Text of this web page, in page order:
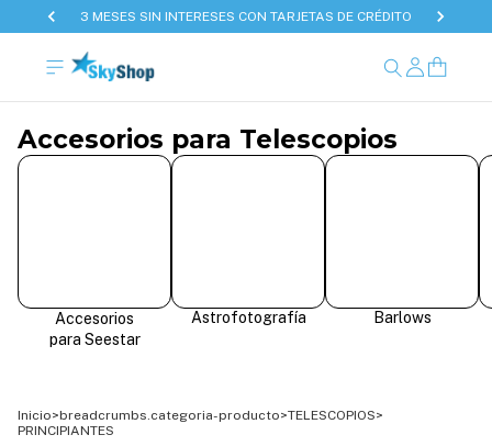
3 MESES SIN INTERESES CON TARJETAS DE CRÉDITO
Accesorios para Telescopios
Accesorios
para Seestar
Astrofotografía Barlows
Inicio>breadcrumbs.categoria-producto>TELESCOPIOS>
PRINCIPIANTES